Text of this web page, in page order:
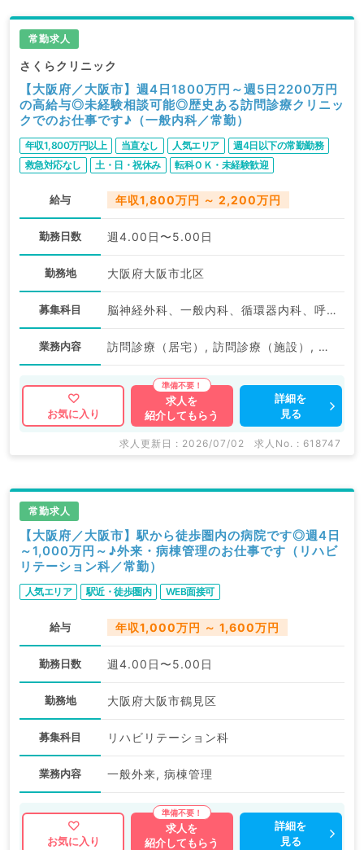
常勤求人
さくらクリニック
【大阪府／大阪市】週4日1800万円～週5日2200万円
の高給与◎未経験相談可能◎歴史ある訪問診療クリニッ
クでのお仕事です♪（一般内科／常勤）
年収1,800万円以上 当直なし 人気エリア
週4日以下の常勤勤務
救急対応なし
土・日・祝休み
転科ＯＫ・未経験歓迎
給与 年収1,800万円 ～ 2,200万円
勤務日数 週4.00日〜5.00日
勤務地 大阪府大阪市北区
募集科目 脳神経外科、一般内科、循環器内科、呼吸器内科、消化器内科、腎臓内科、科目不問
業務内容 訪問診療（居宅）, 訪問診療（施設）, 訪問診療（施設）
お気に入り
求人を
紹介してもらう
詳細を
見る
求人更新日 : 2026/07/02 求人No. : 618747
常勤求人
【大阪府／大阪市】駅から徒歩圏内の病院です◎週4日
～1,000万円～♪外来・病棟管理のお仕事です（リハビ
リテーション科／常勤）
人気エリア 駅近・徒歩圏内 WEB面接可
給与 年収1,000万円 ～ 1,600万円
勤務日数 週4.00日〜5.00日
勤務地 大阪府大阪市鶴見区
募集科目 リハビリテーション科
業務内容 一般外来, 病棟管理
お気に入り
求人を
紹介してもらう
詳細を
見る